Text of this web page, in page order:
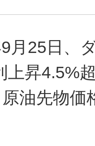
9月25日、
上昇4.5%
油先物価